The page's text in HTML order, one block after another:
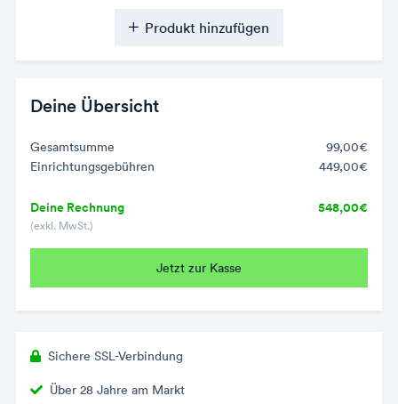
Produkt hinzufügen
Deine Übersicht
Gesamtsumme
99,00€
Einrichtungsgebühren
449,00€
Deine Rechnung
(exkl. MwSt.)
548,00€
Jetzt zur Kasse
Sichere SSL-Verbindung
Über 28 Jahre am Markt